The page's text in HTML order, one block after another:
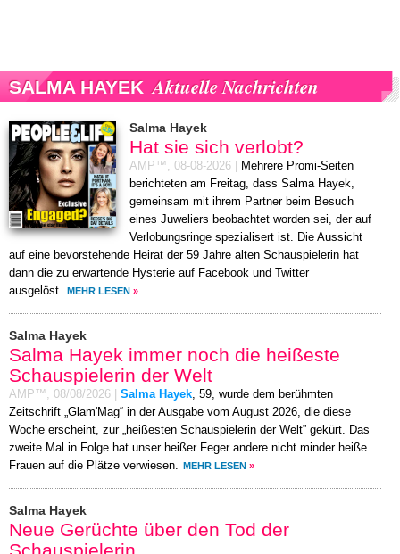
SALMA HAYEK Aktuelle Nachrichten
Salma Hayek
Hat sie sich verlobt?
AMP™, 08-08-2026
Mehrere Promi-Seiten
berichteten am Freitag, dass Salma Hayek,
gemeinsam mit ihrem Partner beim Besuch
eines Juweliers beobachtet worden sei, der auf
Verlobungsringe spezialisert ist. Die Aussicht
auf eine bevorstehende Heirat der 59 Jahre alten Schauspielerin hat
dann die zu erwartende Hysterie auf Facebook und Twitter
ausgelöst. MEHR LESEN »
Salma Hayek
Salma Hayek immer noch die heißeste
Schauspielerin der Welt
AMP™, 08/08/2026 Salma Hayek, 59, wurde dem berühmten
Zeitschrift „Glam'Mag“ in der Ausgabe vom August 2026, die diese
Woche erscheint, zur „heißesten Schauspielerin der Welt” gekürt. Das
zweite Mal in Folge hat unser heißer Feger andere nicht minder heiße
Frauen auf die Plätze verwiesen. MEHR LESEN »
Salma Hayek
Neue Gerüchte über den Tod der